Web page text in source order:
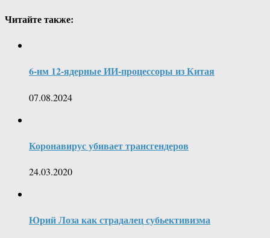
Читайте также:
6-нм 12-ядерные ИИ-процессоры из Китая
07.08.2024
Коронавирус убивает трансгендеров
24.03.2020
Юрий Лоза как страдалец субьективизма